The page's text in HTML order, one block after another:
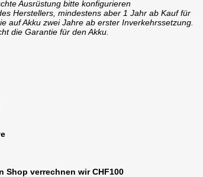
Ausrüstung bitte konfigurieren
Herstellers, mindestens aber 1 Jahr ab Kauf für
auf Akku zwei Jahre ab erster Inverkehrssetzung.
die Garantie für den Akku.
Shop verrechnen wir CHF100